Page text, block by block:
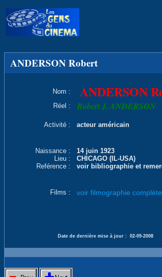
ANDERSON Robert
Nom : ANDERSON
Réel : Robert J. ANDERSON
Activité : acteur américain
Naissance :
14 juin 1923
Lieu :
CHICAGO (IL-USA)
Reférence :
voir bibliographie et
Films : voir filmographie complète
Date de dernière mise à jour : 02-09-2008